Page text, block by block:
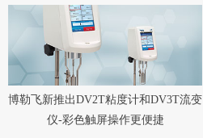
博勒飞新推出DV2T粘度计和DV3T流变
仪-彩色触屏操作更便捷